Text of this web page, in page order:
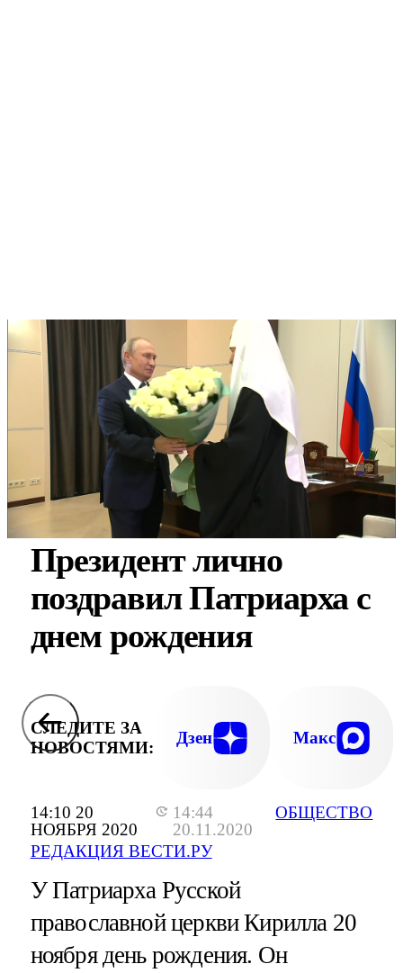
14:10 20
НОЯБРЯ 2020
14:44
20.11.2020
РЕДАКЦИЯ ВЕСТИ.РУ
ОБЩЕСТВО
Президент лично
поздравил Патриарха с
днем рождения
СЛЕДИТЕ ЗА
НОВОСТЯМИ:
Дзен Макс
У Патриарха Русской
православной церкви Кирилла 20
ноября день рождения. Он